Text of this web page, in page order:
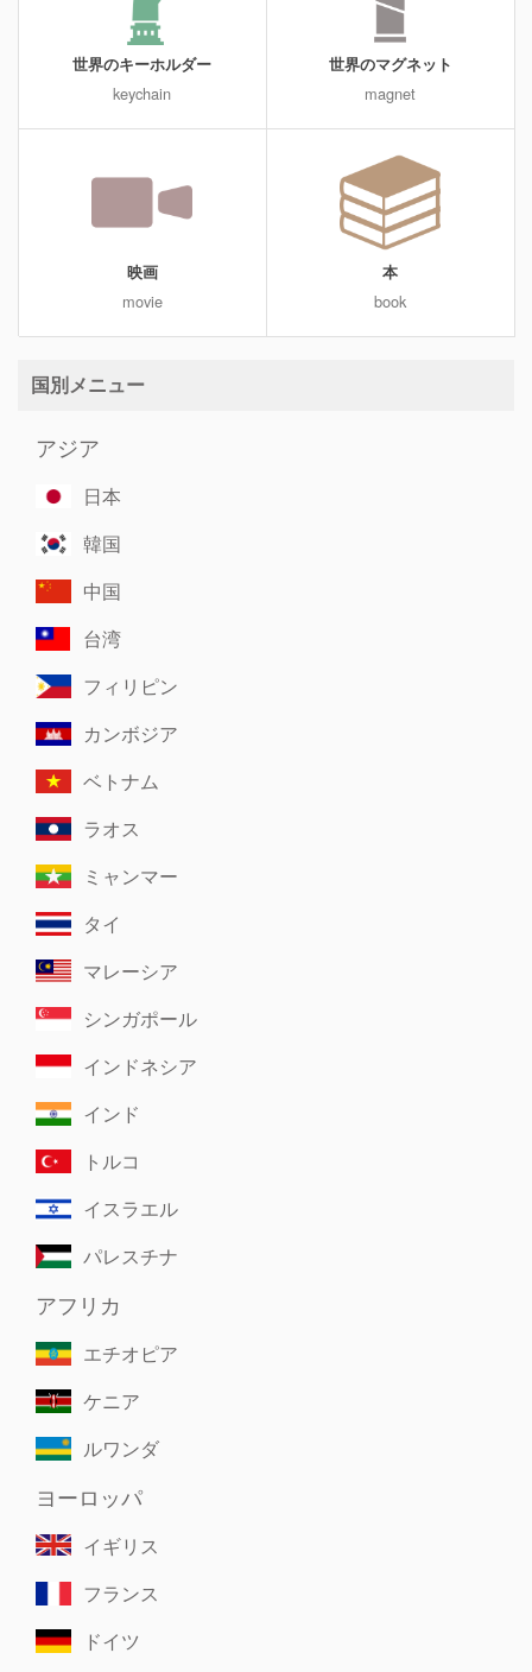
世界のキーホルダー
keychain
世界のマグネット
magnet
映画
movie
本
book
国別メニュー
アジア
日本
韓国
中国
台湾
フィリピン
カンボジア
ベトナム
ラオス
ミャンマー
タイ
マレーシア
シンガポール
インドネシア
インド
トルコ
イスラエル
パレスチナ
アフリカ
エチオピア
ケニア
ルワンダ
ヨーロッパ
イギリス
フランス
ドイツ